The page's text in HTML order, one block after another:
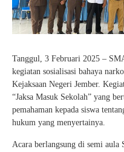
Tanggul, 3 Februari 2025 –
kegiatan sosialisasi bahaya
Kejaksaan Negeri Jember.
“Jaksa Masuk Sekolah” yang
pemahaman kepada siswa
hukum yang menyertainya.
Acara berlangsung di semi